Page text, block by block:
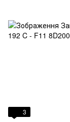
3